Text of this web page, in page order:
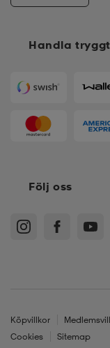
Handla tryggt
Följ oss
Köpvillkor
Cookies
Sitemap